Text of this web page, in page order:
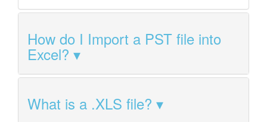
How do I Import a PST file into
Excel?
What is a .XLS file?